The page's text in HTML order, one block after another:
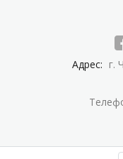
Адрес: г.